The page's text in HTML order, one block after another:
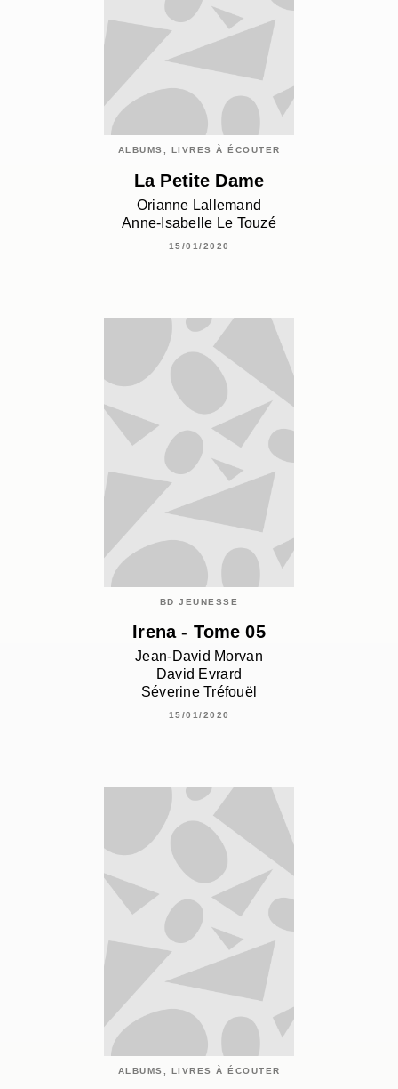
ALBUMS, LIVRES À ÉCOUTER
La Petite Dame
Orianne Lallemand
Anne-Isabelle Le Touzé
15/01/2020
BD JEUNESSE
Irena - Tome 05
Jean-David Morvan
David Evrard
Séverine Tréfouël
15/01/2020
ALBUMS, LIVRES À ÉCOUTER